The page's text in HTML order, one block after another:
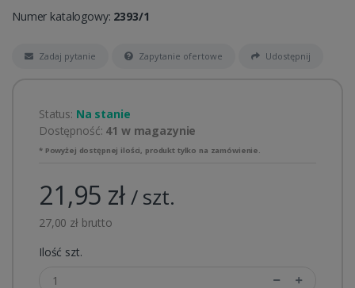
Numer katalogowy: 2393/1
Zadaj pytanie Zapytanie ofertowe Udostępnij
Status: Na stanie
Dostępność: 41 w magazynie
* Powyżej dostępnej ilości, produkt tylko na zamówienie.
21,95 zł/ szt.
27,00 zł brutto
Ilość szt.